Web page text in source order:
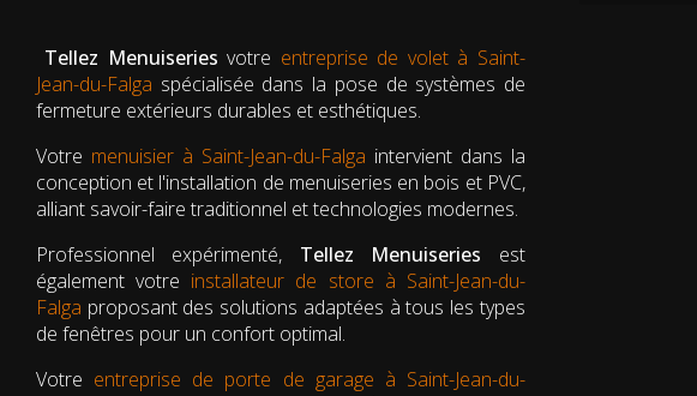
Tellez Menuiseries votre entreprise de volet à Saint-
Jean-du-Falga spécialisée dans la pose de systèmes de
fermeture extérieurs durables et esthétiques.
Votre menuisier à Saint-Jean-du-Falga intervient dans la
conception et l'installation de menuiseries en bois et PVC,
alliant savoir-faire traditionnel et technologies modernes.
Professionnel expérimenté, Tellez Menuiseries est
également votre installateur de store à Saint-Jean-du-
Falga proposant des solutions adaptées à tous les types
de fenêtres pour un confort optimal.
Votre entreprise de porte de garage à Saint-Jean-du-